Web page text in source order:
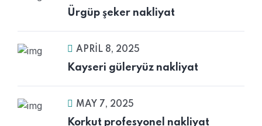
Ürgüp şeker nakliyat
APRIL 8, 2025
Kayseri güleryüz nakliyat
MAY 7, 2025
Korkut profesyonel nakliyat